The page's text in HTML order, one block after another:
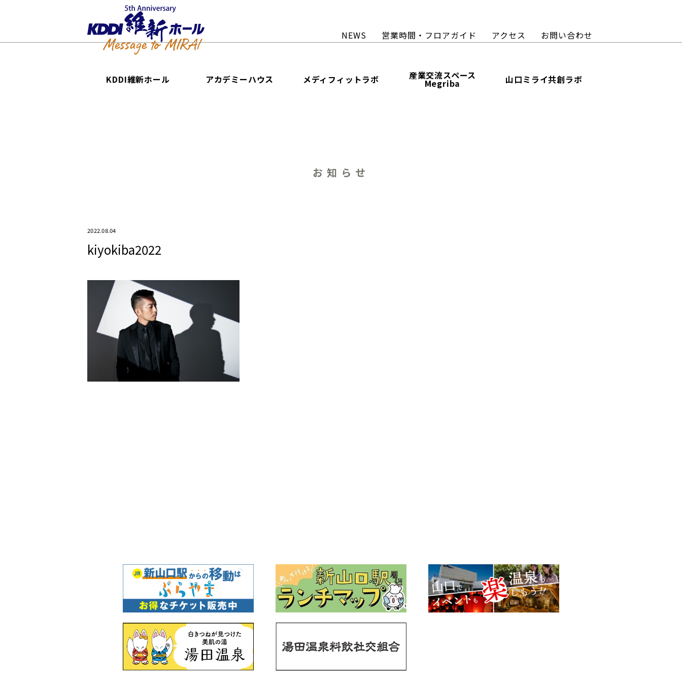
NEWS 営業時間・フロアガイド アクセス お問い合わせ
KDDI維新ホール アカデミーハウス メディフィットラボ 産業交流スペース
Megriba 山口ミライ共創ラボ
お知らせ
2022.08.04
kiyokiba2022